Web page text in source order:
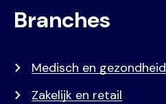
Branches
Medisch en gezondheid
Zakelijk en retail